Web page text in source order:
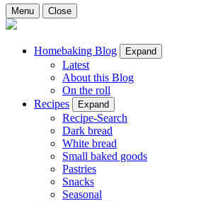
Menu Close
Homebaking Blog Expand
Latest
About this Blog
On the roll
Recipes
Expand
Recipe-Search
Dark bread
White bread
Small baked goods
Pastries
Snacks
Seasonal